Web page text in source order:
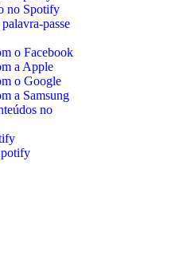
no Spotify
passe
o Facebook
a Apple
o Google
a Samsung
no